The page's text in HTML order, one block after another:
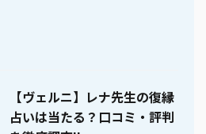
【ヴェルニ】レナ先生の復縁
占いは当たる？口コミ・評判